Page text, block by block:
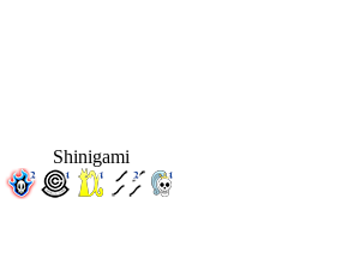
Shinigami